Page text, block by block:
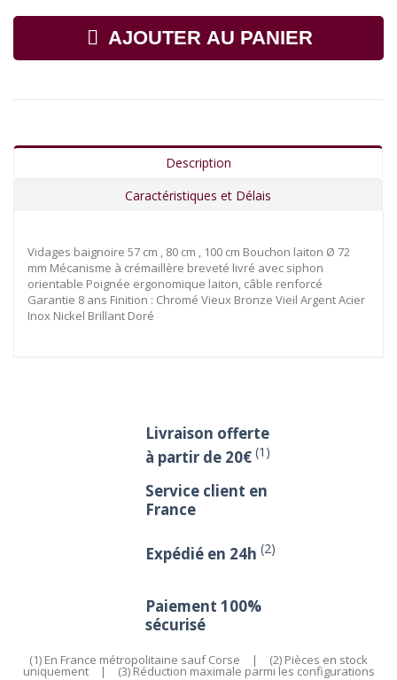
AJOUTER AU PANIER
Description
Caractéristiques et Délais
Vidages baignoire 57 cm , 80 cm , 100 cm Bouchon laiton Ø 72
mm Mécanisme à crémaillère breveté livré avec siphon
orientable Poignée ergonomique laiton, câble renforcé
Garantie 8 ans Finition : Chromé Vieux Bronze Vieil Argent Acier
Inox Nickel Brillant Doré
Livraison offerte
à partir de 20€ (1)
Service client en
France
Expédié en 24h (2)
Paiement 100%
sécurisé
(1) En France métropolitaine sauf Corse | (2) Pièces en stock
uniquement | (3) Réduction maximale parmi les configurations